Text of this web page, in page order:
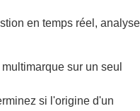
en temps réel, analyse
sur un seul
si l'origine d'un